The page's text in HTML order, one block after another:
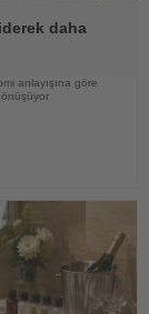
daha
anlayışına göre